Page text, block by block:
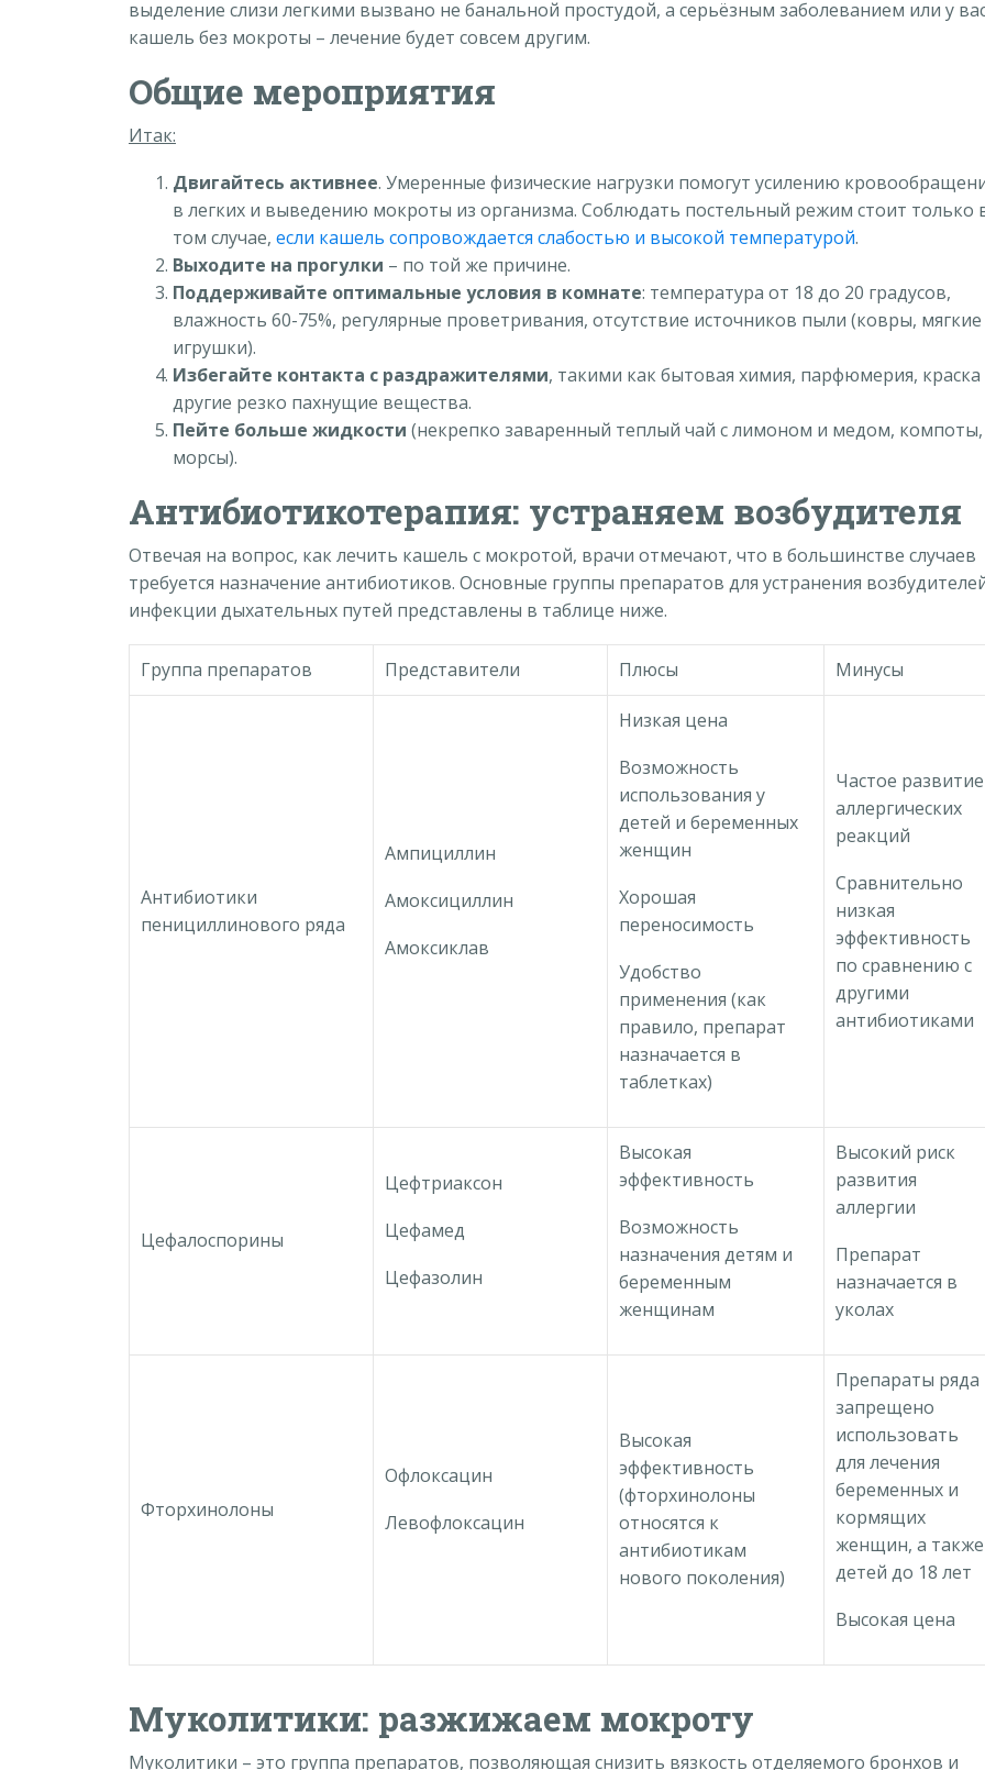
выделение слизи легкими вызвано не банальной простудой, а серьёзным заболеванием или у
кашель без мокроты – лечение будет совсем другим.
Общие мероприятия
Итак:
Двигайтесь активнее. Умеренные физические нагрузки помогут усилению
в легких и выведению мокроты из организма. Соблюдать постельный режим стоит только
том случае, если кашель сопровождается слабостью и высокой температурой.
Выходите на прогулки – по той же причине.
Поддерживайте оптимальные условия в комнате: температура от 18 до 20 градусов,
влажность 60-75%, регулярные проветривания, отсутствие источников пыли (ковры, мягкие
игрушки).
Избегайте контакта с раздражителями, такими как бытовая химия, парфюмерия, краска
другие резко пахнущие вещества.
Пейте больше жидкости (некрепко заваренный теплый чай с лимоном и медом, компоты,
морсы).
Антибиотикотерапия: устраняем возбудителя
Отвечая на вопрос, как лечить кашель с мокротой, врачи отмечают, что в большинстве случаев
требуется назначение антибиотиков. Основные группы препаратов для устранения
инфекции дыхательных путей представлены в таблице ниже.
Группа препаратов Представители Плюсы Минусы
Антибиотики
пенициллинового ряда
Ампициллин
Амоксициллин
Амоксиклав
Низкая цена
Возможность
использования у
детей и беременных
женщин
Хорошая
переносимость
Удобство
применения (как
правило, препарат
назначается в
таблетках)
Частое развитие
аллергических
реакций
Сравнительно
низкая
эффективность
по сравнению с
другими
антибиотиками
Цефалоспорины
Цефтриаксон
Цефамед
Цефазолин
Высокая
эффективность
Возможность
назначения детям и
беременным
женщинам
Высокий риск
развития
аллергии
Препарат
назначается в
уколах
Фторхинолоны
Офлоксацин
Левофлоксацин
Высокая
эффективность
(фторхинолоны
относятся к
антибиотикам
нового поколения)
Препараты ряда
запрещено
использовать
для лечения
беременных и
кормящих
женщин, а также
детей до 18 лет
Высокая цена
Муколитики: разжижаем мокроту
Муколитики – это группа препаратов, позволяющая снизить вязкость отделяемого бронхов и